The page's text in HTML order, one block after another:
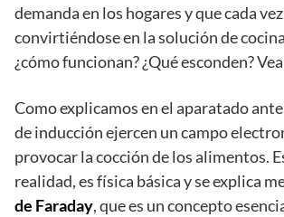
demanda en los hogares y que cada
convirtiéndose en la solución de
¿cómo funcionan? ¿Qué esconden?
Como explicamos en el aparatado
de inducción ejercen un campo
provocar la cocción de los alimentos.
realidad, es física básica y se explica
de Faraday, que es un concepto